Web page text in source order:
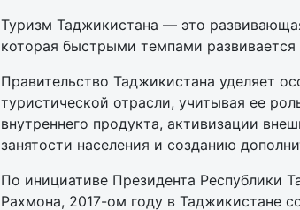
Туризм Таджикистана — это
которая быстрыми темпами развивается
Правительство Таджикистана уделяет
туристической отрасли, учитывая ее
внутреннего продукта, активизации
занятости населения и созданию
По инициативе Президента Республики
Рахмона, 2017-ом году в Таджикистане